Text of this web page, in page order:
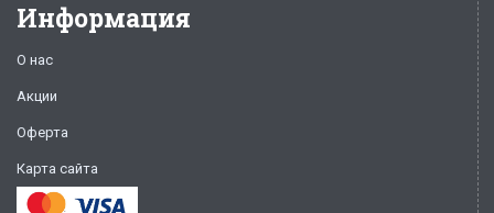
Информация
О нас
Акции
Оферта
Карта сайта